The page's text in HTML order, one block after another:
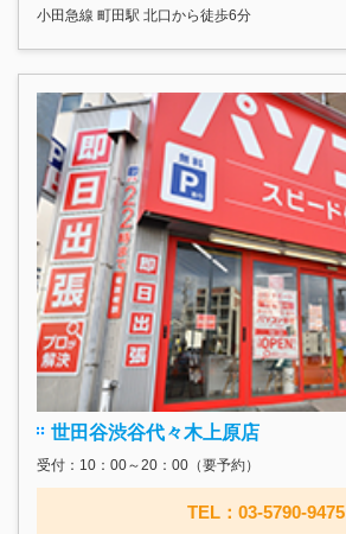
小田急線 町田駅 北口から徒歩6分
世田谷渋谷代々木上原店
受付：10：00～20：00（要予約）
TEL：03-5790-9475